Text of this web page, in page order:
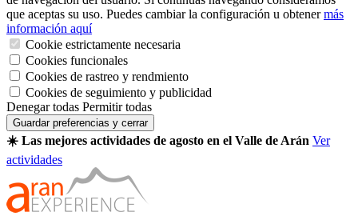
que aceptas su uso. Puedes cambiar la configuración u obtenermás
información aquí
Cookie estrictamente necesaria
Cookies funcionales
Cookies de rastreo y rendmiento
Cookies de seguimiento y publicidad
Denegar todas Permitir todas
Guardar preferencias y cerrar
☀️ Las mejores actividades de agosto en el Valle de Arán Ver
actividades